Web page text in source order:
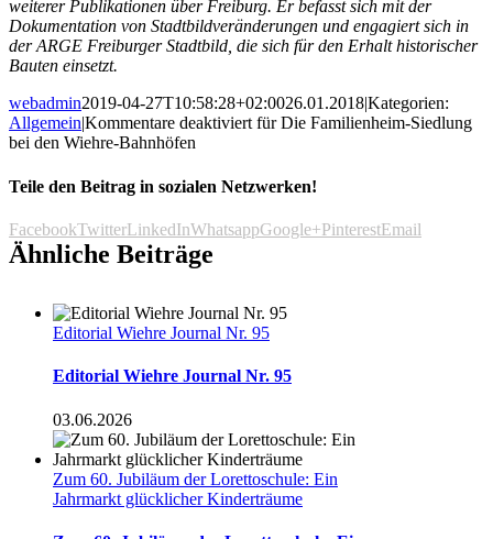
weiterer Publikationen über Freiburg. Er befasst sich mit der
Dokumentation von Stadtbildveränderungen und engagiert sich in
der ARGE Freiburger Stadtbild, die sich für den Erhalt historischer
Bauten einsetzt.
webadmin2019-04-27T10:58:28+02:0026.01.2018|Kategorien:
Allgemein|Kommentare deaktiviertfür Die Familienheim-Siedlung
bei den Wiehre-Bahnhöfen
Teile den Beitrag in sozialen Netzwerken!
FacebookTwitterLinkedInWhatsappGoogle+PinterestEmail
Ähnliche Beiträge
Editorial Wiehre Journal Nr. 95
Editorial Wiehre Journal Nr. 95
03.06.2026
Zum 60. Jubiläum der Lorettoschule: Ein
Jahrmarkt glücklicher Kinderträume